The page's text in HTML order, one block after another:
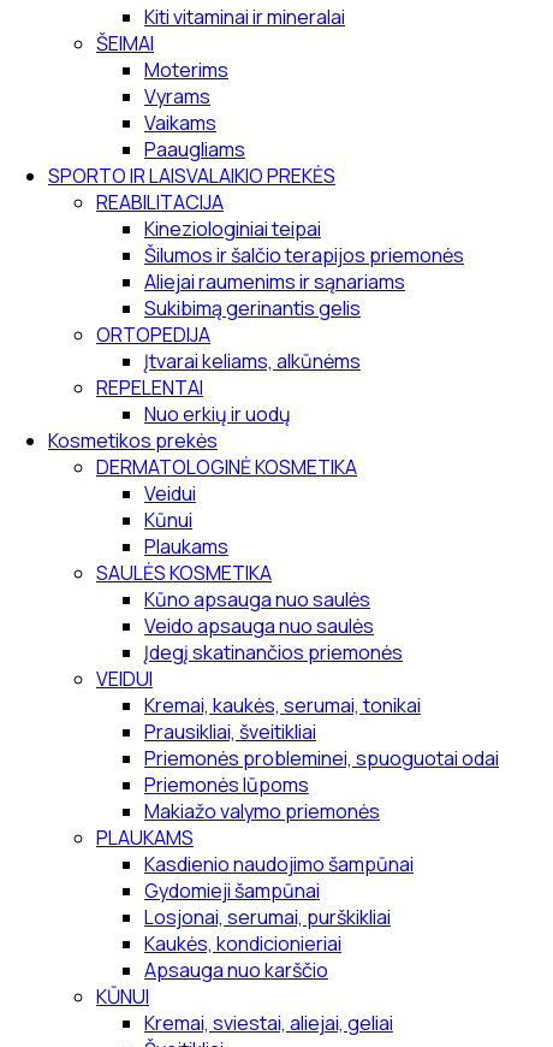
Kiti vitaminai ir mineralai
ŠEIMAI
Moterims
Vyrams
Vaikams
Paaugliams
SPORTO IR LAISVALAIKIO PREKĖS
REABILITACIJA
Kineziologiniai teipai
Šilumos ir šalčio terapijos priemonės
Aliejai raumenims ir sąnariams
Sukibimą gerinantis gelis
ORTOPEDIJA
Įtvarai keliams, alkūnėms
REPELENTAI
Nuo erkių ir uodų
Kosmetikos prekės
DERMATOLOGINĖ KOSMETIKA
Veidui
Kūnui
Plaukams
SAULĖS KOSMETIKA
Kūno apsauga nuo saulės
Veido apsauga nuo saulės
Įdegį skatinančios priemonės
VEIDUI
Kremai, kaukės, serumai, tonikai
Prausikliai, šveitikliai
Priemonės probleminei, spuoguotai odai
Priemonės lūpoms
Makiažo valymo priemonės
PLAUKAMS
Kasdienio naudojimo šampūnai
Gydomieji šampūnai
Losjonai, serumai, purškikliai
Kaukės, kondicionieriai
Apsauga nuo karščio
KŪNUI
Kremai, sviestai, aliejai, geliai